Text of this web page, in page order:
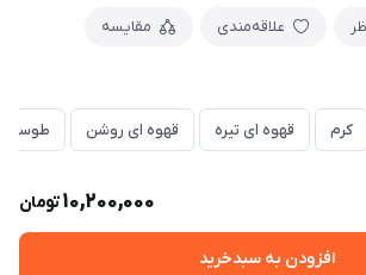
علاقه‌مندی مقایسه
کرم قهوه ای تیره قهوه ای روشن طوسی
10,200,000تومان
افزودن به سبدخرید